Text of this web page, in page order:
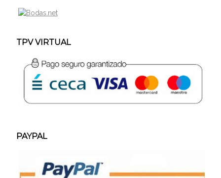
TPV VIRTUAL
PAYPAL